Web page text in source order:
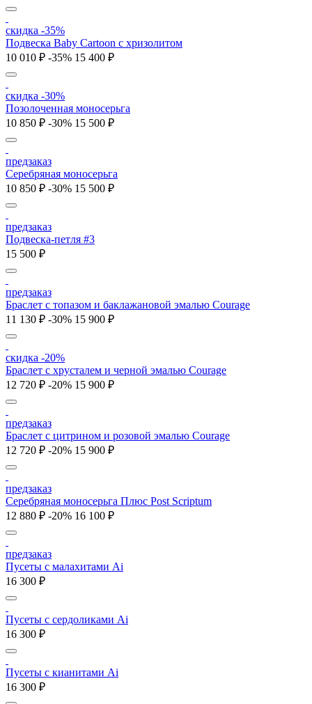
скидка -35%
Подвеска Baby Cartoon с хризолитом
10 010 ₽ -35% 15 400 ₽
скидка -30%
Позолоченная моносерьга
10 850 ₽ -30% 15 500 ₽
предзаказ
Серебряная моносерьга
10 850 ₽ -30% 15 500 ₽
предзаказ
Подвеска-петля #3
15 500 ₽
предзаказ
Браслет с топазом и баклажановой эмалью Courage
11 130 ₽ -30% 15 900 ₽
скидка -20%
Браслет с хрусталем и черной эмалью Courage
12 720 ₽ -20% 15 900 ₽
предзаказ
Браслет с цитрином и розовой эмалью Courage
12 720 ₽ -20% 15 900 ₽
предзаказ
Серебряная моносерьга Плюс Post Scriptum
12 880 ₽ -20% 16 100 ₽
предзаказ
Пусеты с малахитами Ai
16 300 ₽
Пусеты с cердоликами Ai
16 300 ₽
Пусеты с кианитами Ai
16 300 ₽